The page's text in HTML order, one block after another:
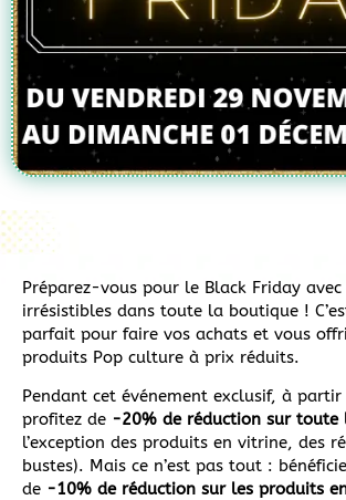
Préparez-vous pour le Black Friday avec
irrésistibles dans toute la boutique !
parfait pour faire vos achats et vous
produits Pop culture à prix réduits.
Pendant cet événement exclusif, à partir
profitez de -20% de réduction sur toute
l’exception des produits en vitrine, des
bustes). Mais ce n’est pas tout :
de -10% de réduction sur les produits